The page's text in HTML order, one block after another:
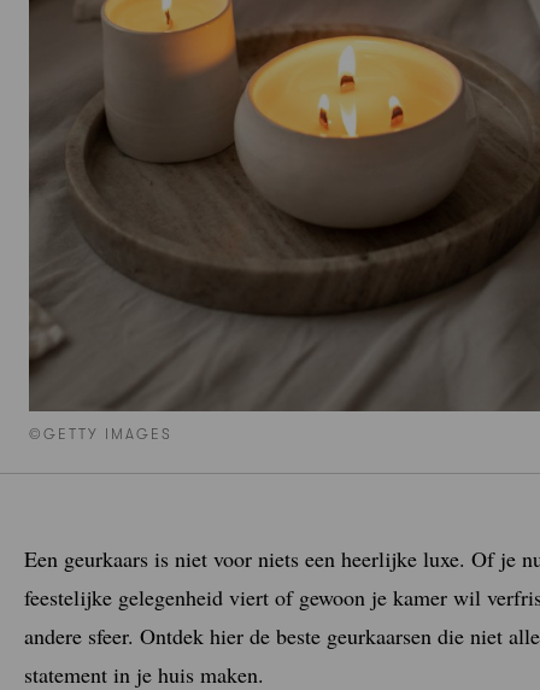
©GETTY IMAGES
Een geurkaars is niet voor niets een heerlijke luxe. Of je
feestelijke gelegenheid viert of gewoon je kamer wil
andere sfeer. Ontdek hier de beste geurkaarsen die niet
statement in je huis maken.